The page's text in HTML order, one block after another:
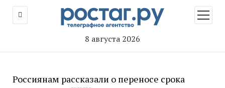
8 августа 2026
меню
Россиянам рассказали о переносе срока